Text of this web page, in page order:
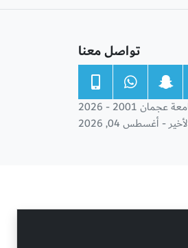
تواصل معنا
2001 - 2026
- أغسطس 04, 2026